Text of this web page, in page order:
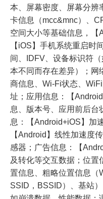
本、屏幕密度、屏幕分辨
卡信息（mcc&mnc）、
空间大小等基础信息，【
【iOS】手机系统重启时
间、IDFV、设备标识符
本不同而存在差异）；网
商信息、Wi-Fi状态、
址；应用信息：【
息、版本号、应用前后台
息：【Android+iOS】加
【Android】线性加速度
感器；广告信息：【
及转化等交互数据；位置
置信息、粗略位置信息（
SSID，BSSID）、基站